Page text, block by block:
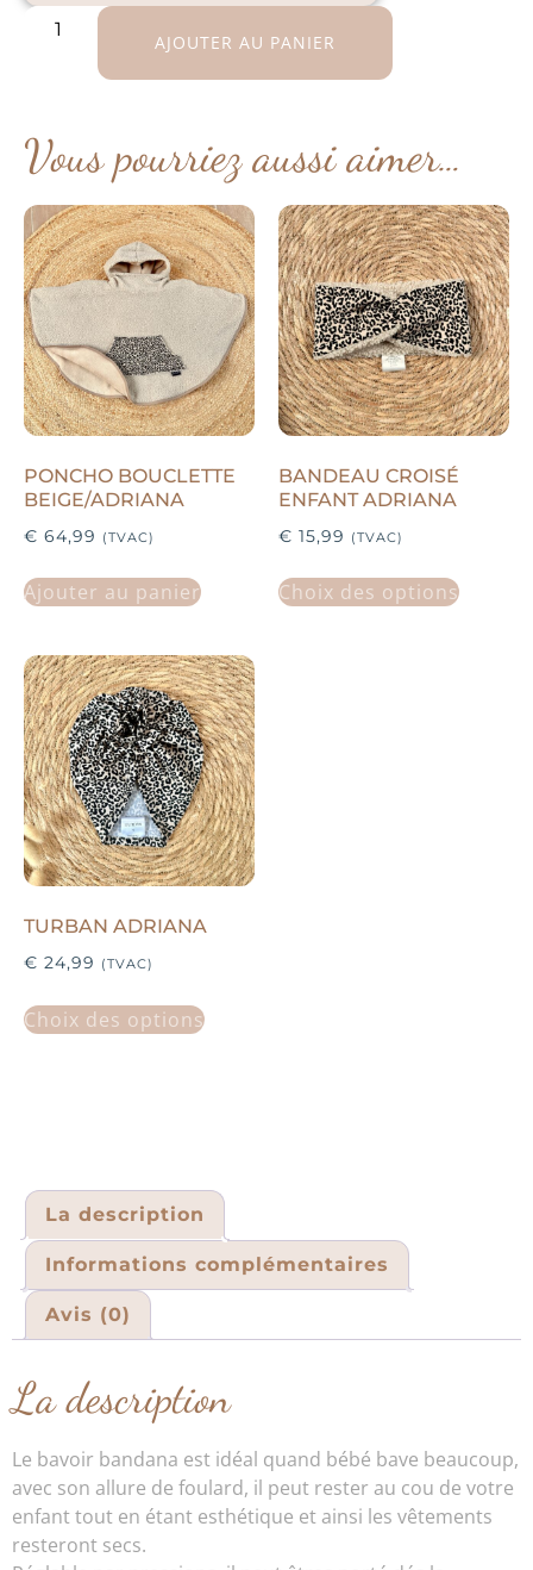
AJOUTER AU PANIER
Vous pourriez aussi aimer…
PONCHO BOUCLETTE
BEIGE/ADRIANA
€ 64,99 (TVAC)
Ajouter au panier
BANDEAU CROISÉ
ENFANT ADRIANA
€ 15,99 (TVAC)
Choix des options
TURBAN ADRIANA
€ 24,99 (TVAC)
Choix des options
La description
Informations complémentaires
Avis (0)
La description
Le bavoir bandana est idéal quand bébé bave beaucoup,
avec son allure de foulard, il peut rester au cou de votre
enfant tout en étant esthétique et ainsi les vêtements
resteront secs.